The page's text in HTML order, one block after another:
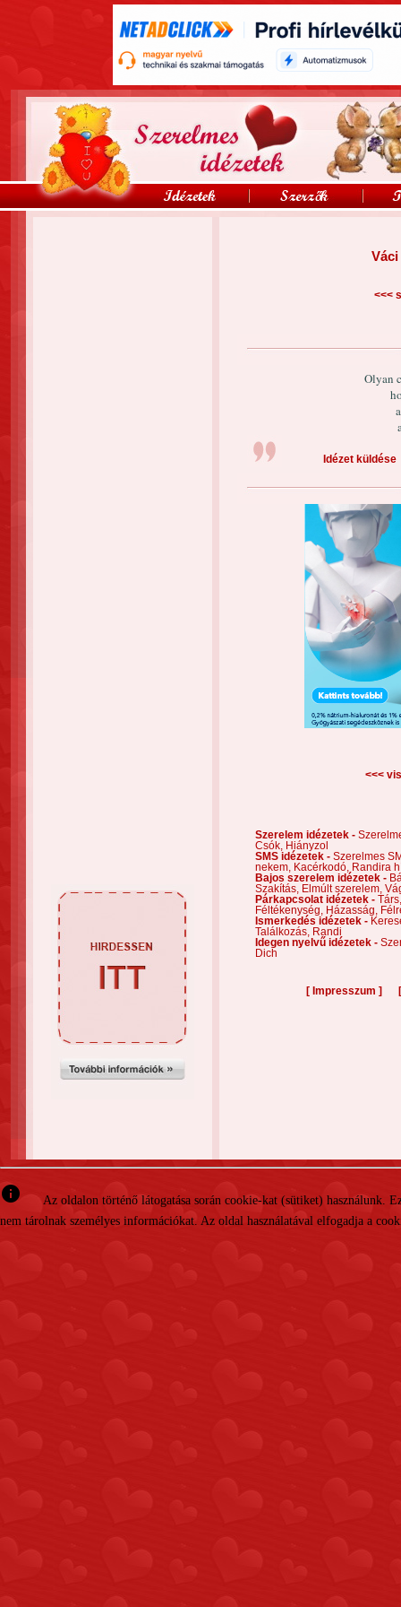
<<<
Olyan
Idézet küldése
<<<
Szerelem idézetek -
Csók,
Hiányzol
SMS idézetek - Szerelmes
nekem,
Kacérkodó,
Randira
Bajos szerelem idézetek -
Szakítás,
Elmúlt szerelem,
Párkapcsolat idézetek -
Féltékenység,
Házasság,
Ismerkedés idézetek -
Találkozás,
Randi
Idegen nyelvű idézetek -
Dich
[ Impresszum ]
info
Az oldalon történő látogatása során cookie-kat (sütiket)
nem tárolnak személyes információkat. Az oldal használatával elfogadja a